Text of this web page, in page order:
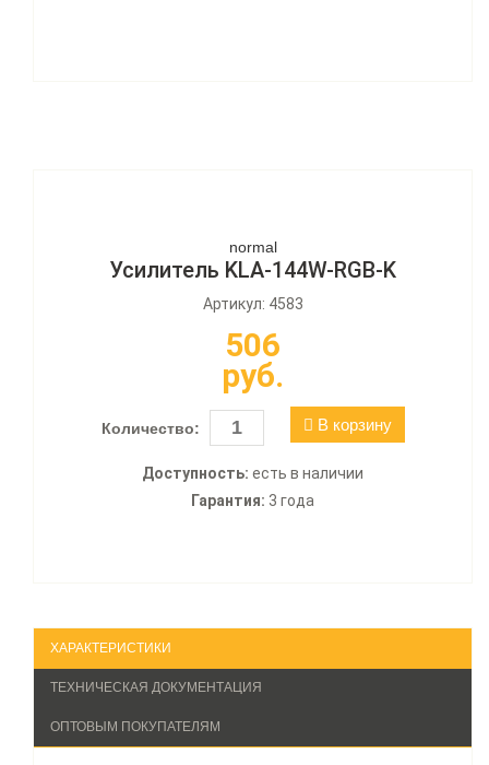
normal
Усилитель KLA-144W-RGB-K
Артикул: 4583
506
руб.
Количество: В корзину
Доступность: есть в наличии
Гарантия: 3 года
ХАРАКТЕРИСТИКИ
ТЕХНИЧЕСКАЯ ДОКУМЕНТАЦИЯ
ОПТОВЫМ ПОКУПАТЕЛЯМ